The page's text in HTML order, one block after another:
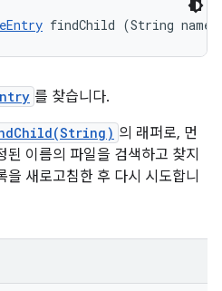
findChild (String name)
를 찾습니다.
의 래퍼로, 먼
이름의 파일을 검색하고 찾지
새로고침한 후 다시 시도합니